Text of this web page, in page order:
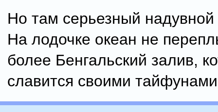
Но там серьезный
На лодочке океан не
более Бенгальский залив,
славится своими